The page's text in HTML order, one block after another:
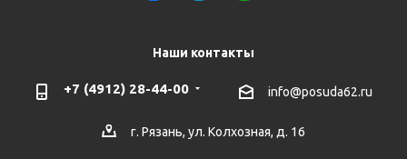
Наши контакты
+7 (4912) 28-44-00 info@posuda62.ru
г. Рязань, ул. Колхозная, д. 16